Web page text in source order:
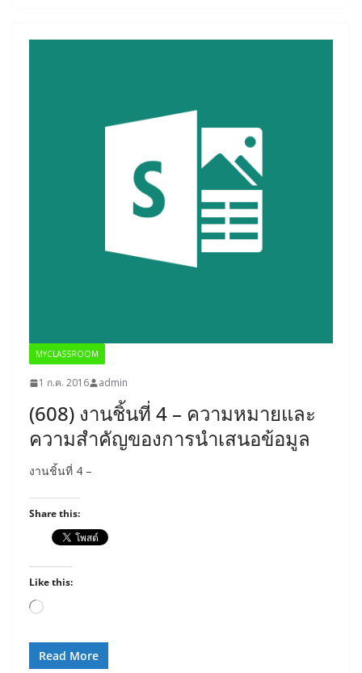
MYCLASSROOM
1 ก.ค. 2016 admin
(608) งานชิ้นที่ 4 – ความหมายและ
ความสำคัญของการนำเสนอข้อมูล
งานชิ้นที่ 4 –
Share this:
Like this:
Loading…
Read More